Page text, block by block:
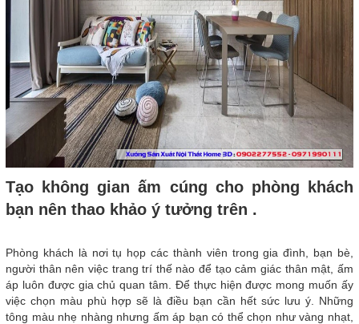
Tạo không gian ấm cúng cho phòng khách
bạn nên thao khảo ý tưởng trên .
Phòng khách là nơi tụ họp các thành viên trong gia đình, bạn bè,
người thân nên việc trang trí thế nào để tạo cảm giác thân mật, ấm
áp luôn được gia chủ quan tâm. Để thực hiện được mong muốn ấy
việc chọn màu phù hợp sẽ là điều bạn cần hết sức lưu ý. Những
tông màu nhẹ nhàng nhưng ấm áp bạn có thể chọn như vàng nhạt,